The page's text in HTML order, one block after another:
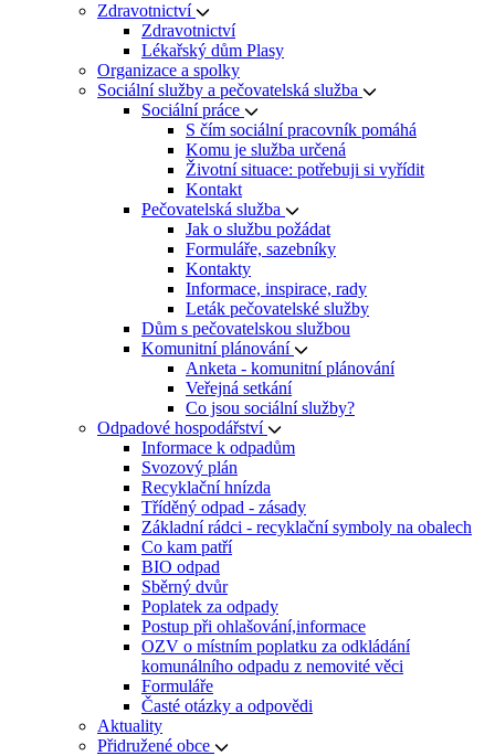
Zdravotnictví
Zdravotnictví
Lékařský dům Plasy
Organizace a spolky
Sociální služby a pečovatelská služba
Sociální práce
S čím sociální pracovník pomáhá
Komu je služba určená
Životní situace: potřebuji si vyřídit
Kontakt
Pečovatelská služba
Jak o službu požádat
Formuláře, sazebníky
Kontakty
Informace, inspirace, rady
Leták pečovatelské služby
Dům s pečovatelskou službou
Komunitní plánování
Anketa - komunitní plánování
Veřejná setkání
Co jsou sociální služby?
Odpadové hospodářství
Informace k odpadům
Svozový plán
Recyklační hnízda
Tříděný odpad - zásady
Základní rádci - recyklační symboly na obalech
Co kam patří
BIO odpad
Sběrný dvůr
Poplatek za odpady
Postup při ohlašování,informace
OZV o místním poplatku za odkládání
komunálního odpadu z nemovité věci
Formuláře
Časté otázky a odpovědi
Aktuality
Přidružené obce